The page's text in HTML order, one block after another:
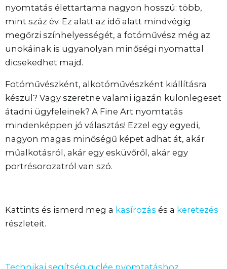
nyomtatás élettartama nagyon hosszú: több,
mint száz év. Ez alatt az idő alatt mindvégig
megőrzi színhelyességét, a fotóművész még az
unokáinak is ugyanolyan minőségi nyomattal
dicsekedhet majd.
Fotóművészként, alkotóművészként kiállításra
készül? Vagy szeretne valami igazán különlegeset
átadni ügyfeleinek? A Fine Art nyomtatás
mindenképpen jó választás! Ezzel egy egyedi,
nagyon magas minőségű képet adhat át, akár
műalkotásról, akár egy esküvőről, akár egy
portrésorozatról van szó.
Kattints és ismerd meg a kasírozás és a keretezés
részleteit.